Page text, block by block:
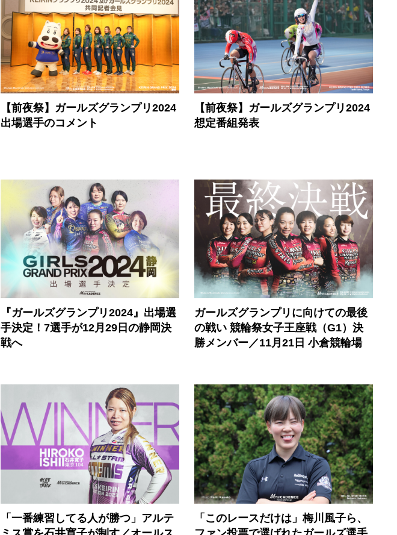
【前夜祭】ガールズグランプリ2024
出場選手のコメント
【前夜祭】ガールズグランプリ2024
想定番組発表
『ガールズグランプリ2024』出場選
手決定！7選手が12月29日の静岡決
戦へ
ガールズグランプリに向けての最後
の戦い 競輪祭女子王座戦（G1）決
勝メンバー／11月21日 小倉競輪場
「一番練習してる人が勝つ」アルテ
「このレースだけは」梅川風子ら、